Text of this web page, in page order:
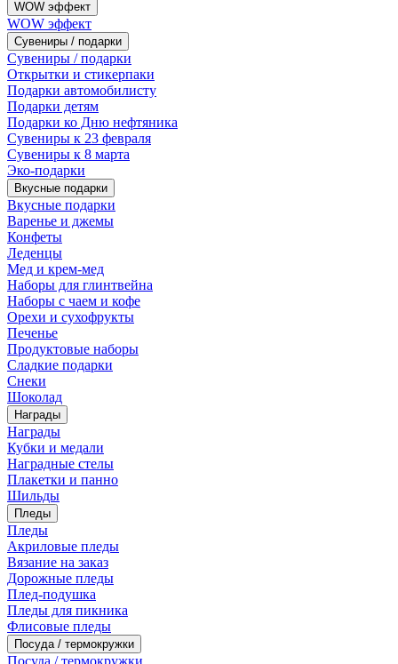
WOW эффект
WOW эффект
Сувениры / подарки
Сувениры / подарки
Открытки и стикерпаки
Подарки автомобилисту
Подарки детям
Подарки ко Дню нефтяника
Сувениры к 23 февраля
Сувениры к 8 марта
Эко-подарки
Вкусные подарки
Вкусные подарки
Варенье и джемы
Конфеты
Леденцы
Мед и крем-мед
Наборы для глинтвейна
Наборы с чаем и кофе
Орехи и сухофрукты
Печенье
Продуктовые наборы
Сладкие подарки
Снеки
Шоколад
Награды
Награды
Кубки и медали
Наградные стелы
Плакетки и панно
Шильды
Пледы
Пледы
Акриловые пледы
Вязание на заказ
Дорожные пледы
Плед-подушка
Пледы для пикника
Флисовые пледы
Посуда / термокружки
Посуда / термокружки